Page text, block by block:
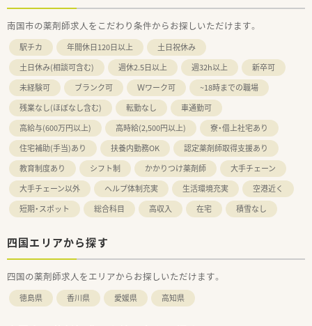
サポート休暇、ボランティア休暇など
連続休暇制度：1年度に最低1回、連続5日間年次有給休暇を取
得する事が可能です。
確定拠出年金：退職金制度として導入しており、老後の生活に
役立てるための年金制度があります。
長期所得保障保険制度：病気やケガで長期にわたって働けなく
なった場合に保険金が支給されます。
＜こんな方にもオススメ＞
■福利厚生・教育体制が充実している先で働きたい方
■少人数体制の店舗で人間関係に悩みたくない方
南国市の薬剤師求人をこだわり条件からお探しいただけます。
駅チカ 年間休日120日以上
土日祝休み
土日休み(相談可含む)
週休2.5日以上 週32h以上
新卒可
未経験可
ブランク可 Ｗワーク可
~18時までの職場
残業なし(ほぼなし含む)
転勤なし
車通勤可
高給与(600万円以上)
高時給(2,500円以上)
寮・借上社宅あり
住宅補助(手当)あり
扶養内勤務OK
認定薬剤師取得支援あり
教育制度あり
シフト制 かかりつけ薬剤師
大手チェーン
大手チェーン以外
ヘルプ体制充実 生活環境充実
空港近く
短期・スポット
総合科目 高収入 在宅 積雪なし
四国エリアから探す
四国の薬剤師求人をエリアからお探しいただけます。
徳島県 香川県 愛媛県 高知県